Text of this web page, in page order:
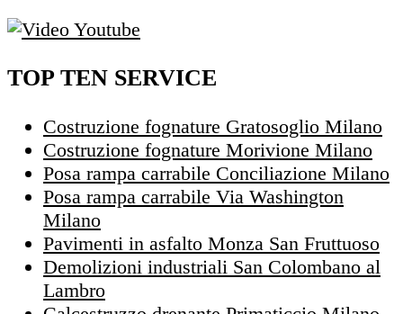
TOP TEN SERVICE
Costruzione fognature Gratosoglio Milano
Costruzione fognature Morivione Milano
Posa rampa carrabile Conciliazione Milano
Posa rampa carrabile Via Washington
Milano
Pavimenti in asfalto Monza San Fruttuoso
Demolizioni industriali San Colombano al
Lambro